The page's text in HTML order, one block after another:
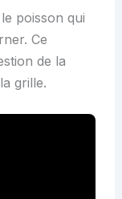
poisson qui
Ce
de la
grille.